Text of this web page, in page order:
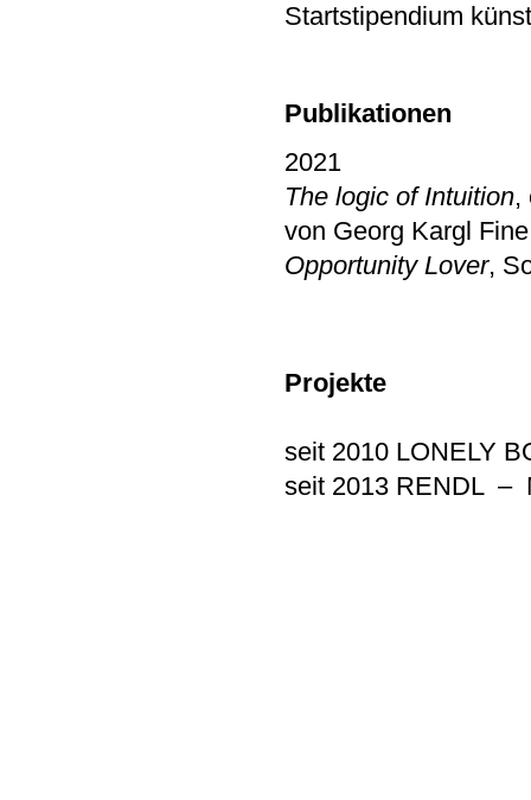
Startstipendium
Publikationen
2021
The logic of Intuition,
von Georg Kargl
Opportunity Lover,
Projekte
seit 2010 LONELY
seit 2013 RENDL –